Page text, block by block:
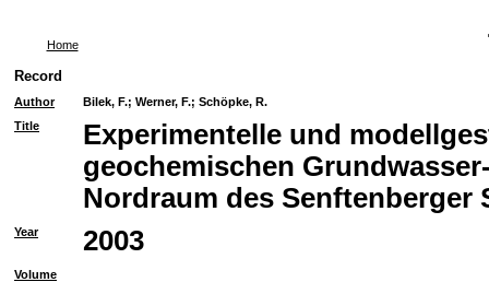
Home
Record
Author Bilek, F.; Werner, F.; Schöpke, R.
Title
Experimentelle und
geochemischen
Nordraum des Senftenberger
Year 2003
Volume